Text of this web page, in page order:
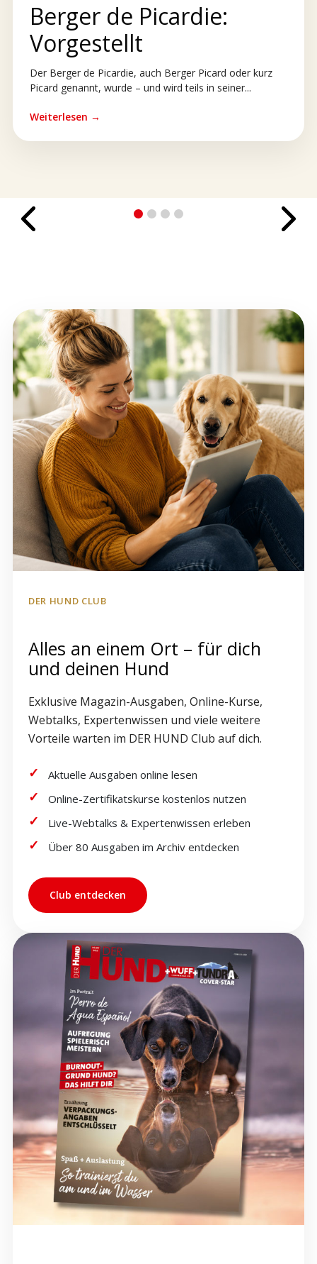
Berger de Picardie:
Vorgestellt
Der Berger de Picardie, auch Berger Picard oder kurz
Picard genannt, wurde – und wird teils in seiner...
Weiterlesen →
DER HUND CLUB
Alles an einem Ort – für dich
und deinen Hund
Exklusive Magazin-Ausgaben, Online-Kurse,
Webtalks, Expertenwissen und viele weitere
Vorteile warten im DER HUND Club auf dich.
Aktuelle Ausgaben online lesen
Online-Zertifikatskurse kostenlos nutzen
Live-Webtalks & Expertenwissen erleben
Über 80 Ausgaben im Archiv entdecken
Club entdecken